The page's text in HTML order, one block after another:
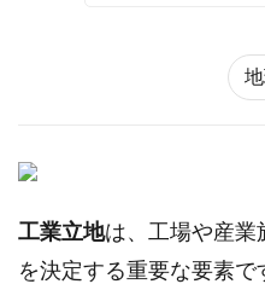
工業立地は、工場や産業
を決定する重要な要素で